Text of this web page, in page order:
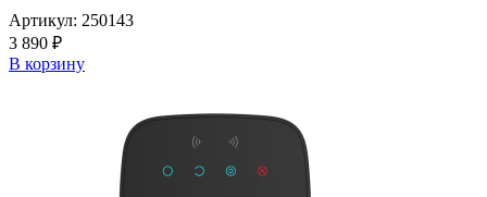
Артикул: 250143
3 890 ₽
В корзину